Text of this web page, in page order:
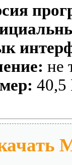
не
40,5